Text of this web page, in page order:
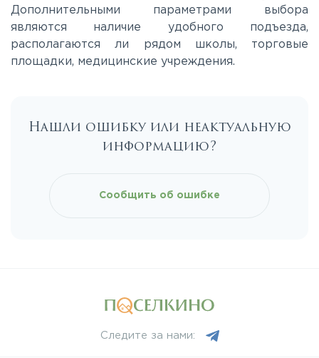
Фряновское
Дополнительными параметрами выбора
являются наличие удобного подъезда,
располагаются ли рядом школы, торговые
площадки, медицинские учреждения.
Нашли ошибку или неактуальную
информацию?
Сообщить об ошибке
Следите за нами: